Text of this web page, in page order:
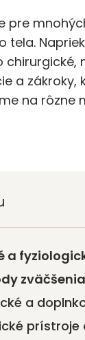
pre
tela.
a
na rôzne
a
a
prístroje